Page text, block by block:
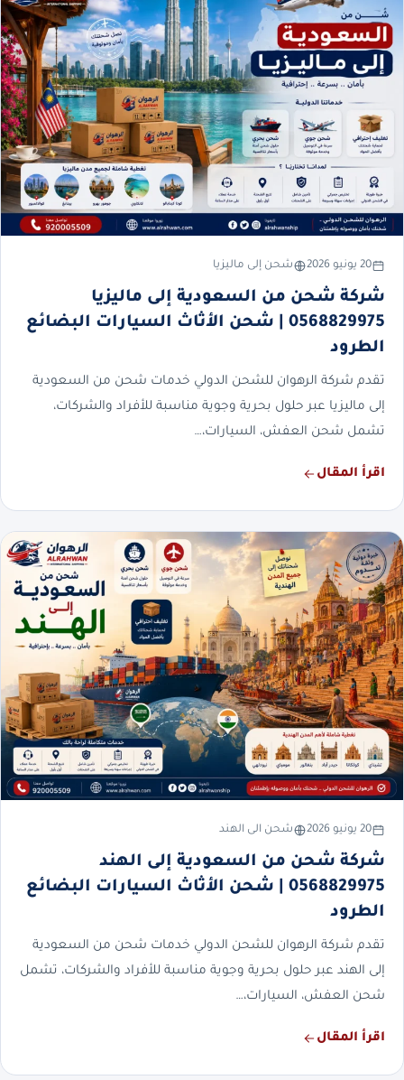
20 يونيو 2026 شحن إلى ماليزيا
شركة شحن من السعودية إلى ماليزيا
0568829975 | شحن الأثاث السيارات البضائع
الطرود
تقدم شركة الرهوان للشحن الدولي خدمات شحن من السعودية
إلى ماليزيا عبر حلول بحرية وجوية مناسبة للأفراد والشركات،
تشمل شحن العفش، السيارات،…
اقرأ المقال
20 يونيو 2026 شحن الى الهند
شركة شحن من السعودية إلى الهند
0568829975 | شحن الأثاث السيارات البضائع
الطرود
تقدم شركة الرهوان للشحن الدولي خدمات شحن من السعودية
إلى الهند عبر حلول بحرية وجوية مناسبة للأفراد والشركات، تشمل
شحن العفش، السيارات،…
اقرأ المقال